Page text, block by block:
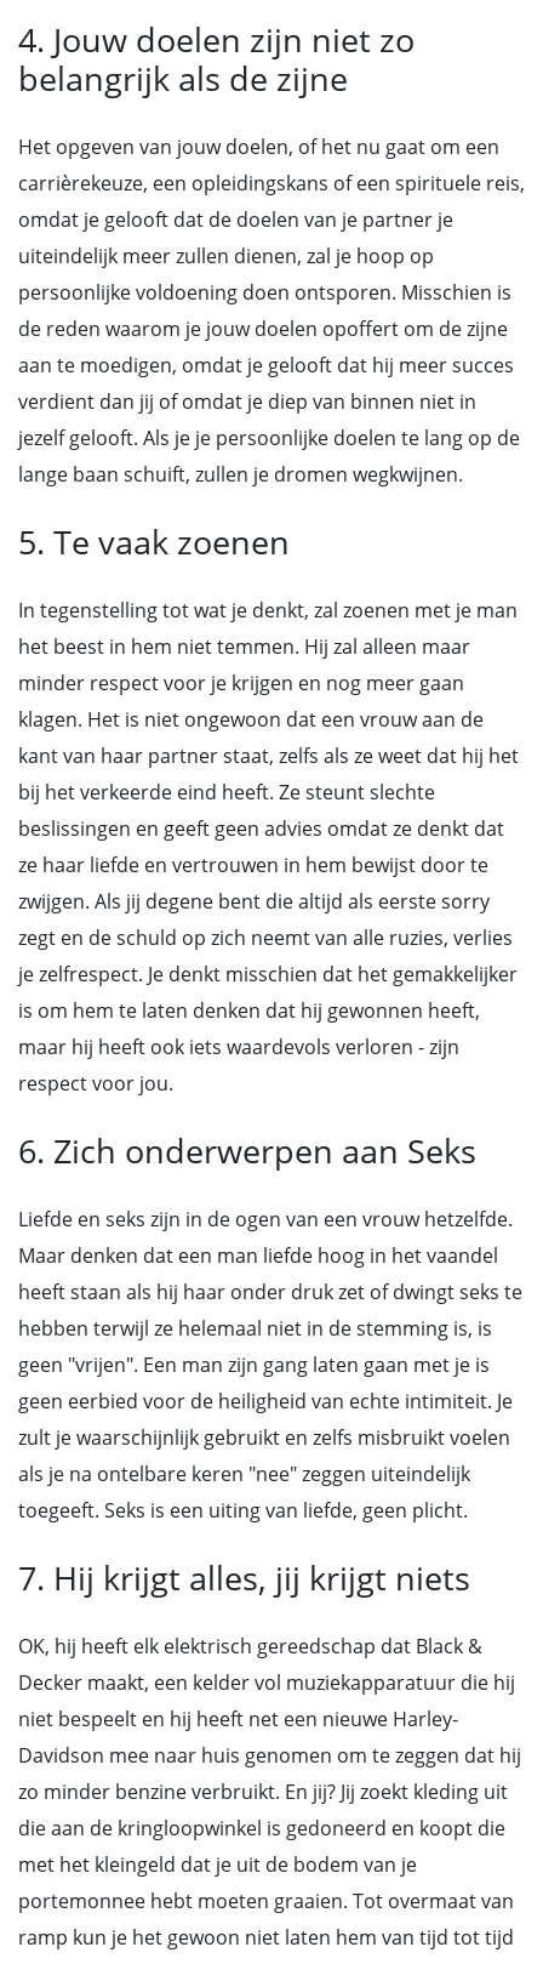
4. Jouw doelen zijn niet zo
belangrijk als de zijne
Het opgeven van jouw doelen, of het nu gaat om een
carrièrekeuze, een opleidingskans of een spirituele reis,
omdat je gelooft dat de doelen van je partner je
uiteindelijk meer zullen dienen, zal je hoop op
persoonlijke voldoening doen ontsporen. Misschien is
de reden waarom je jouw doelen opoffert om de zijne
aan te moedigen, omdat je gelooft dat hij meer succes
verdient dan jij of omdat je diep van binnen niet in
jezelf gelooft. Als je je persoonlijke doelen te lang op de
lange baan schuift, zullen je dromen wegkwijnen.
5. Te vaak zoenen
In tegenstelling tot wat je denkt, zal zoenen met je man
het beest in hem niet temmen. Hij zal alleen maar
minder respect voor je krijgen en nog meer gaan
klagen. Het is niet ongewoon dat een vrouw aan de
kant van haar partner staat, zelfs als ze weet dat hij het
bij het verkeerde eind heeft. Ze steunt slechte
beslissingen en geeft geen advies omdat ze denkt dat
ze haar liefde en vertrouwen in hem bewijst door te
zwijgen. Als jij degene bent die altijd als eerste sorry
zegt en de schuld op zich neemt van alle ruzies, verlies
je zelfrespect. Je denkt misschien dat het gemakkelijker
is om hem te laten denken dat hij gewonnen heeft,
maar hij heeft ook iets waardevols verloren - zijn
respect voor jou.
6. Zich onderwerpen aan Seks
Liefde en seks zijn in de ogen van een vrouw hetzelfde.
Maar denken dat een man liefde hoog in het vaandel
heeft staan als hij haar onder druk zet of dwingt seks te
hebben terwijl ze helemaal niet in de stemming is, is
geen "vrijen". Een man zijn gang laten gaan met je is
geen eerbied voor de heiligheid van echte intimiteit. Je
zult je waarschijnlijk gebruikt en zelfs misbruikt voelen
als je na ontelbare keren "nee" zeggen uiteindelijk
toegeeft. Seks is een uiting van liefde, geen plicht.
7. Hij krijgt alles, jij krijgt niets
OK, hij heeft elk elektrisch gereedschap dat Black &
Decker maakt, een kelder vol muziekapparatuur die hij
niet bespeelt en hij heeft net een nieuwe Harley-
Davidson mee naar huis genomen om te zeggen dat hij
zo minder benzine verbruikt. En jij? Jij zoekt kleding uit
die aan de kringloopwinkel is gedoneerd en koopt die
met het kleingeld dat je uit de bodem van je
portemonnee hebt moeten graaien. Tot overmaat van
ramp kun je het gewoon niet laten hem van tijd tot tijd